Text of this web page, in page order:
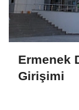
Ermenek
Girişimi